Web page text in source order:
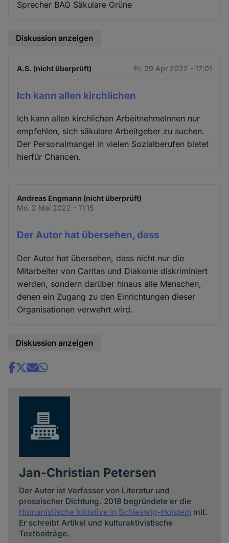
Sprecher BAG Säkulare Grüne
Diskussion anzeigen
A.S. (nicht überprüft) Fr. 29 Apr 2022 - 17:01
Ich kann allen kirchlichen
Ich kann allen kirchlichen ArbeitnehmeInnen nur
empfehlen, sich säkulare Arbeitgeber zu suchen.
Der Personalmangel in vielen Sozialberufen bietet
hierfür Chancen.
Andreas Engmann (nicht überprüft)
Mo. 2 Mai 2022 - 11:15
Der Autor hat übersehen, dass
Der Autor hat übersehen, dass nicht nur die
Mitarbeiter von Caritas und Diakonie diskriminiert
werden, sondern darüber hinaus alle Menschen,
denen ein Zugang zu den Einrichtungen dieser
Organisationen verwehrt wird.
Diskussion anzeigen
Share
Jan-Christian Petersen
Der Autor ist Verfasser von Literatur und
prosaischer Dichtung. 2018 begründete er die
Humanistische Initiative in Schleswig-Holstein mit.
Er schreibt Artikel und kulturaktivistische
Textbeiträge.